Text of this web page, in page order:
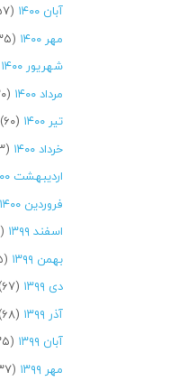
آبان ۱۴۰۰
(۵۷)
مهر ۱۴۰۰
(۳۵)
شهریور ۱۴۰۰
مرداد ۱۴۰۰
(۳۰)
تیر ۱۴۰۰
(۶۰)
خرداد ۱۴۰۰
(۵۳)
اردیبهشت ۱۴۰۰
فروردین ۱۴۰۰
اسفند ۱۳۹۹
(۴۱)
بهمن ۱۳۹۹
(۶۵)
دی ۱۳۹۹
(۶۷)
آذر ۱۳۹۹
(۶۸)
آبان ۱۳۹۹
(۳۵)
مهر ۱۳۹۹
(۳۷)